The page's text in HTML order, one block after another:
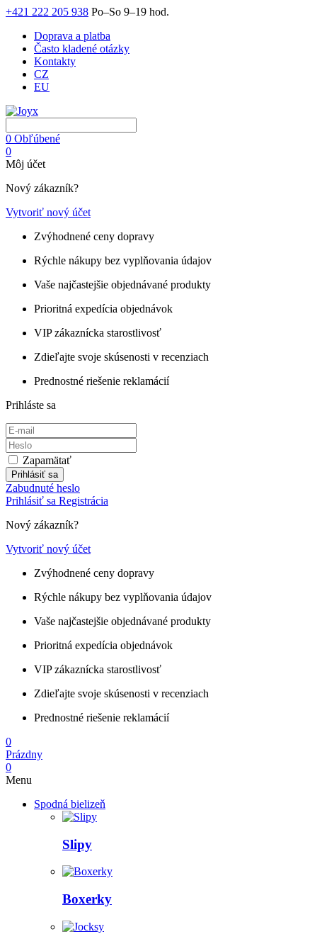
+421 222 205 938 Po–So 9–19 hod.
Doprava a platba
Často kladené otázky
Kontakty
CZ
EU
0 Obľúbené
0
Môj účet
Nový zákazník?
Vytvoriť nový účet
Zvýhodnené ceny dopravy
Rýchle nákupy bez vyplňovania údajov
Vaše najčastejšie objednávané produkty
Prioritná expedícia objednávok
VIP zákaznícka starostlivosť
Zdieľajte svoje skúsenosti v recenziach
Prednostné riešenie reklamácií
Prihláste sa
Zapamätať
Prihlásiť sa
Zabudnuté heslo
Prihlásiť sa Registrácia
Nový zákazník?
Vytvoriť nový účet
Zvýhodnené ceny dopravy
Rýchle nákupy bez vyplňovania údajov
Vaše najčastejšie objednávané produkty
Prioritná expedícia objednávok
VIP zákaznícka starostlivosť
Zdieľajte svoje skúsenosti v recenziach
Prednostné riešenie reklamácií
0
Prázdny
0
Menu
Spodná bielizeň
Slipy
Boxerky